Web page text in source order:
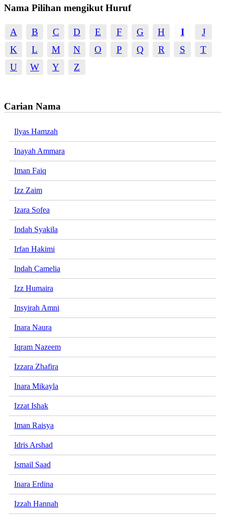
Nama Pilihan mengikut Huruf
A B C D E F G H I
J
K
L M N O P Q R S
T
U
W Y Z
Carian Nama
Ilyas Hamzah
Inayah Ammara
Iman Faiq
Izz Zaim
Izara Sofea
Indah Syakila
Irfan Hakimi
Indah Camelia
Izz Humaira
Insyirah Amni
Inara Naura
Iqram Nazeem
Izzara Zhafira
Inara Mikayla
Izzat Ishak
Iman Raisya
Idris Arshad
Ismail Saad
Inara Erdina
Izzah Hannah